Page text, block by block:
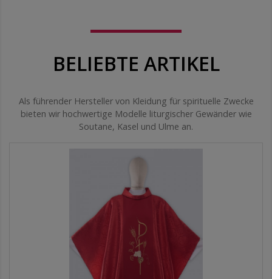
BELIEBTE ARTIKEL
Als führender Hersteller von Kleidung für spirituelle Zwecke
bieten wir hochwertige Modelle liturgischer Gewänder wie
Soutane, Kasel und Ulme an.